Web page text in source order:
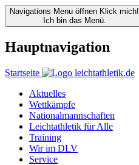
Navigations Menu öffnen Klick mich!
Ich bin das Menü.
Hauptnavigation
Startseite
Aktuelles
Wettkämpfe
Nationalmannschaften
Leichtathletik für Alle
Training
Wir im DLV
Service